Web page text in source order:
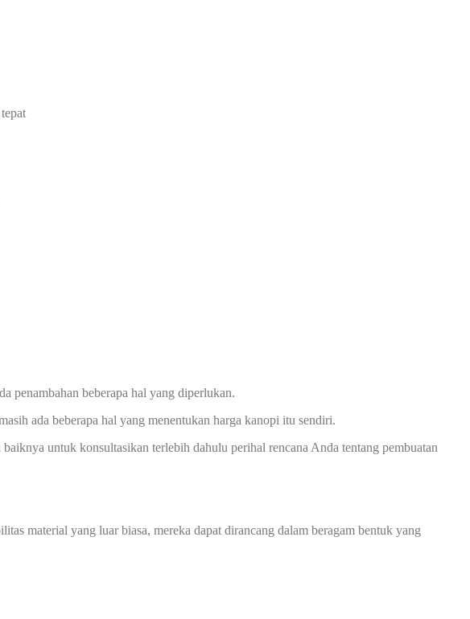
penambahan beberapa hal yang diperlukan.
ada beberapa hal yang menentukan harga kanopi itu sendiri.
untuk konsultasikan terlebih dahulu perihal rencana Anda tentang pembuatan
material yang luar biasa, mereka dapat dirancang dalam beragam bentuk yang